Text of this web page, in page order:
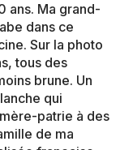
ans. Ma grand-
dans ce
Sur la photo
tous des
brune. Un
qui
patrie à des
de ma